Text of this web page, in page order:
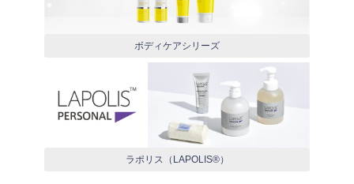
ボディケアシリーズ
ラポリス（LAPOLIS®）